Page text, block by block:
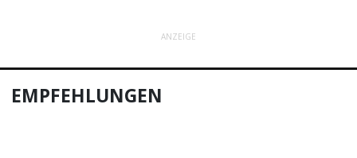
ANZEIGE
EMPFEHLUNGEN